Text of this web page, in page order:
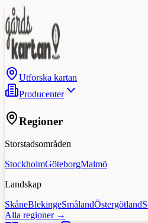
Utforska kartan
Producenter
Regioner
Storstadsområden
StockholmGöteborgMalmö
Landskap
SkåneBlekingeSmålandÖstergötland
Alla regioner →